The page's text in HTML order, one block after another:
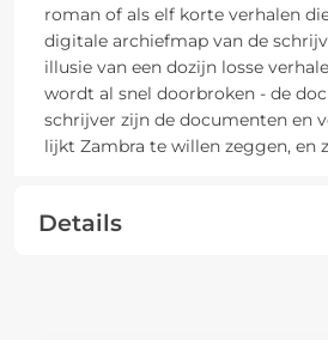
roman of als elf korte verhalen
digitale archiefmap van de
illusie van een dozijn losse
wordt al snel doorbroken - de
schrijver zijn de documenten en
lijkt Zambra te willen zeggen, en
Details